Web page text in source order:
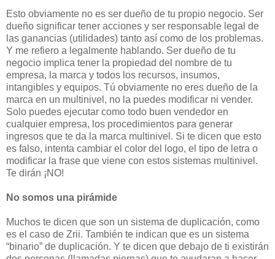
Esto obviamente no es ser dueño de tu propio negocio. Ser
dueño significar tener acciones y ser responsable legal de
las ganancias (utilidades) tanto así como de los problemas.
Y me refiero a legalmente hablando. Ser dueño de tu
negocio implica tener la propiedad del nombre de tu
empresa, la marca y todos los recursos, insumos,
intangibles y equipos. Tú obviamente no eres dueño de la
marca en un multinivel, no la puedes modificar ni vender.
Solo puedes ejecutar como todo buen vendedor en
cualquier empresa, los procedimientos para generar
ingresos que te da la marca multinivel. Si te dicen que esto
es falso, intenta cambiar el color del logo, el tipo de letra o
modificar la frase que viene con estos sistemas multinivel.
Te dirán ¡NO!
No somos una pirámide
Muchos te dicen que son un sistema de duplicación, como
es el caso de Zrii. También te indican que es un sistema
“binario” de duplicación. Y te dicen que debajo de ti existirán